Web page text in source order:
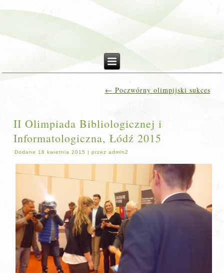
← Poczwórny olimpijski sukces
II Olimpiada Bibliologicznej i
Informatologiczna, Łódź 2015
Dodane 18 kwietnia 2015 |przez admin2